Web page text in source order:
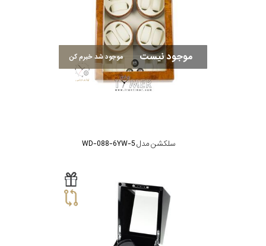
موجود نیست موجود شد خبرم کن
سلکشن مدل WD-088-6YW-5